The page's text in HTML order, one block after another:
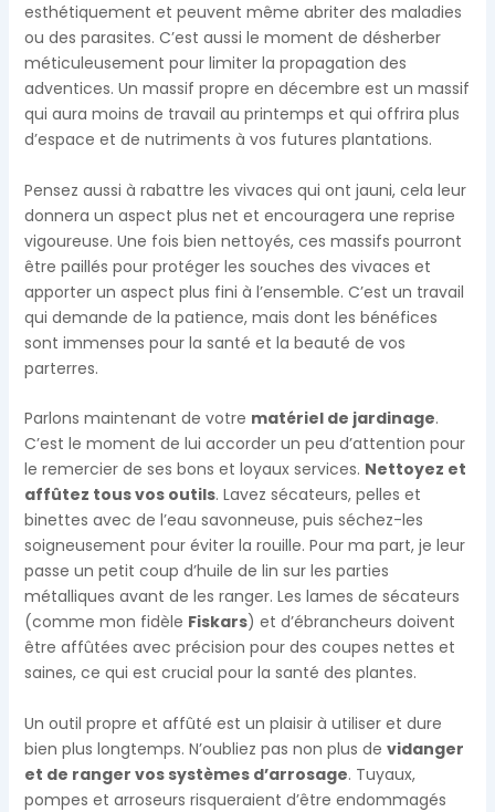
esthétiquement et peuvent même abriter des maladies
ou des parasites. C’est aussi le moment de désherber
méticuleusement pour limiter la propagation des
adventices. Un massif propre en décembre est un massif
qui aura moins de travail au printemps et qui offrira plus
d’espace et de nutriments à vos futures plantations.
Pensez aussi à rabattre les vivaces qui ont jauni, cela leur
donnera un aspect plus net et encouragera une reprise
vigoureuse. Une fois bien nettoyés, ces massifs pourront
être paillés pour protéger les souches des vivaces et
apporter un aspect plus fini à l’ensemble. C’est un travail
qui demande de la patience, mais dont les bénéfices
sont immenses pour la santé et la beauté de vos
parterres.
Parlons maintenant de votre matériel de jardinage.
C’est le moment de lui accorder un peu d’attention pour
le remercier de ses bons et loyaux services. Nettoyez et
affûtez tous vos outils. Lavez sécateurs, pelles et
binettes avec de l’eau savonneuse, puis séchez-les
soigneusement pour éviter la rouille. Pour ma part, je leur
passe un petit coup d’huile de lin sur les parties
métalliques avant de les ranger. Les lames de sécateurs
(comme mon fidèle Fiskars) et d’ébrancheurs doivent
être affûtées avec précision pour des coupes nettes et
saines, ce qui est crucial pour la santé des plantes.
Un outil propre et affûté est un plaisir à utiliser et dure
bien plus longtemps. N’oubliez pas non plus de vidanger
et de ranger vos systèmes d’arrosage. Tuyaux,
pompes et arroseurs risqueraient d’être endommagés